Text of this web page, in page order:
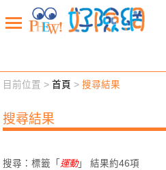
新聞觀點 業務交流
退休先準備 好險學堂
目前位置 >首頁 >搜尋結果
搜尋結果
搜尋：標籤「 運動」 結果約46項